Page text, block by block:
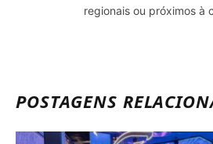
regionais ou próximos à
POSTAGENS